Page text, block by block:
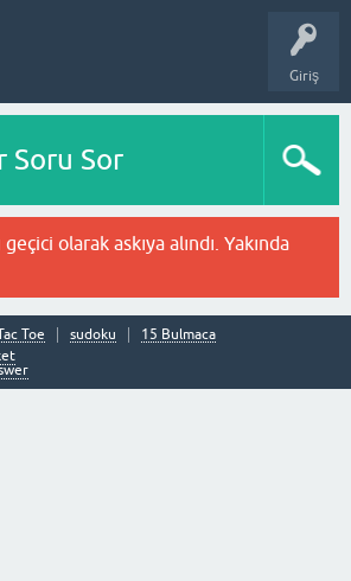
Giriş
Soru Sor
olarak askıya alındı. Yakında
Toe sudoku
15 Bulmaca